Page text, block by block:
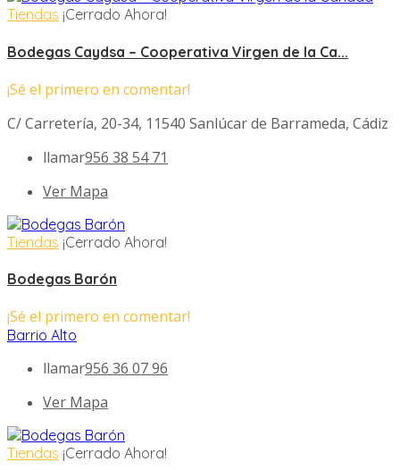
Tiendas ¡Cerrado Ahora!
Bodegas Caydsa – Cooperativa Virgen de la Ca...
¡Sé el primero en comentar!
C/ Carretería, 20-34, 11540 Sanlúcar de Barrameda, Cádiz
llamar956 38 54 71
Ver Mapa
Tiendas ¡Cerrado Ahora!
Bodegas Barón
¡Sé el primero en comentar!
Barrio Alto
llamar956 36 07 96
Ver Mapa
Tiendas ¡Cerrado Ahora!